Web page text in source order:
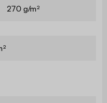
270 g/m²